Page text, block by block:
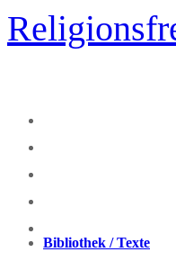
Zum
Inhalt
springen
Bibliothek / Texte